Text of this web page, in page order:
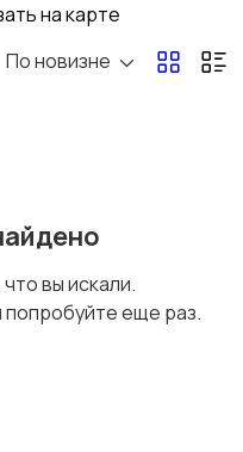
Запчасти
на карте
По новизне
вы искали.
попробуйте еще раз.